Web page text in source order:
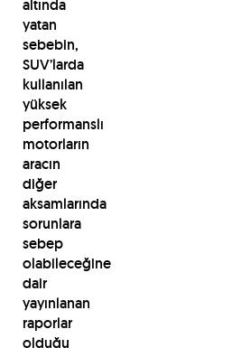
altında
yatan
sebebin,
SUV’larda
kullanılan
yüksek
performanslı
motorların
aracın
diğer
aksamlarında
sorunlara
sebep
olabileceğine
dair
yayınlanan
raporlar
olduğu